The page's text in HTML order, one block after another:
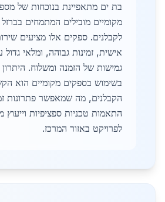
בת ים מתאפיינת בנוכחות של
מקומיים מובילים המתמחים
לקבלנים. ספקים אלו מציעים
אישית, זמינות גבוהה, ומלאי
גמישות של הזמנה ומשלוח. היתרון
בשימוש בספקים מקומיים הוא
הקבלנים, מה שמאפשר פתרונות
התאמות טכניות ספציפיות
לפרויקט באזור המרכז.